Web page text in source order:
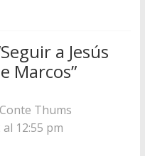
Seguir a Jesús
Marcos”
Thums
12:55 pm